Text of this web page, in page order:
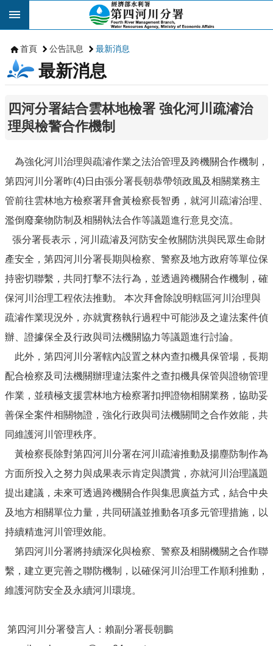
跳到主要內容區塊
首頁 公告訊息 最新消息
最新消息
四河分署結合雲林地檢署 強化河川疏濬治
理與檢警合作機制
為強化河川治理與疏濬作業之法治管理及跨機關合作機制，
第四河川分署昨(4)日由張分署長朝恭帶領政風及相關業務主
管前往雲林地方檢察署拜會黃檢察長智勇，就河川疏濬治理、
濫倒廢棄物防制及相關執法合作等議題進行意見交流。
張分署長表示，河川疏濬及河防安全攸關防洪與民眾生命財
產安全，第四河川分署長期與檢察、警察及地方政府等單位保
持密切聯繫，共同打擊不法行為，並透過跨機關合作機制，確
保河川治理工程依法推動。 本次拜會除說明轄區河川治理與
疏濬作業現況外，亦就實務執行過程中可能涉及之違法案件偵
辦、證據保全及行政與司法機關協力等議題進行討論。
此外，第四河川分署轄內設置之林內查扣機具保管場，長期
配合檢察及司法機關辦理違法案件之查扣機具保管與證物管理
作業，並積極支援雲林地方檢察署扣押證物相關業務，協助妥
善保全案件相關物證，強化行政與司法機關間之合作效能，共
同維護河川管理秩序。
黃檢察長除對第四河川分署在河川疏濬推動及揚塵防制作為
方面所投入之努力與成果表示肯定與讚賞，亦就河川治理議題
提出建議，未來可透過跨機關合作與集思廣益方式，結合中央
及地方相關單位力量，共同研議並推動各項多元管理措施，以
持續精進河川管理效能。
第四河川分署將持續深化與檢察、警察及相關機關之合作聯
繫，建立更完善之聯防機制，以確保河川治理工作順利推動，
維護河防安全及永續河川環境。
第四河川分署發言人：賴副分署長朝鵬